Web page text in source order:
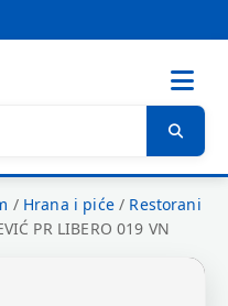
/ Hrana i piće/ Restorani
PR LIBERO 019 VN